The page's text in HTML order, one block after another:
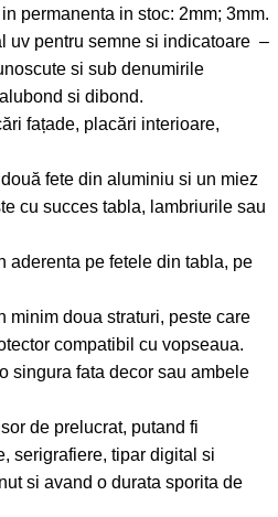
in stoc: 2mm; 3mm.
comerciale de alucobond, alubond si dibond.
placări interioare,
pe fetele din tabla, pe
doua straturi, peste care
compatibil cu vopseaua.
fata decor sau ambele